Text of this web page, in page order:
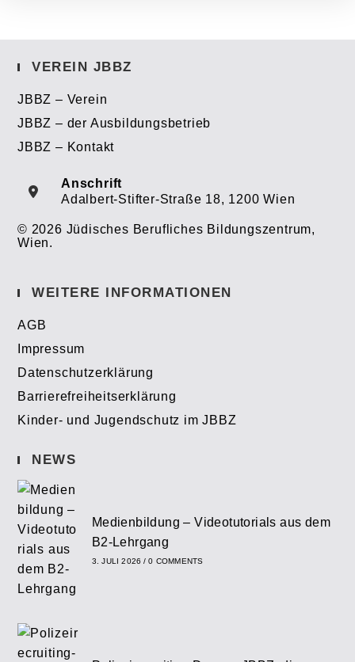
VEREIN JBBZ
JBBZ – Verein
JBBZ – der Ausbildungsbetrieb
JBBZ – Kontakt
Anschrift
Adalbert-Stifter-Straße 18, 1200 Wien
© 2026 Jüdisches Berufliches Bildungszentrum,
Wien.
WEITERE INFORMATIONEN
AGB
Impressum
Datenschutzerklärung
Barrierefreiheitserklärung
Kinder- und Jugendschutz im JBBZ
NEWS
Medienbildung – Videotutorials aus dem
B2-Lehrgang
3. JULI 2026 / 0 COMMENTS